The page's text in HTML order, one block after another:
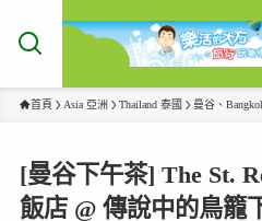
首頁 Asia 亞洲 Thailand 泰國 曼谷、
[曼谷下午茶] The St.
飯店 @ 傳說中的鳥籠